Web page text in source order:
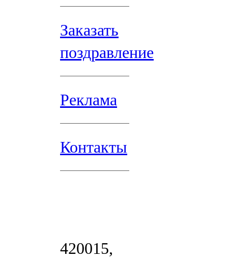
Заказать
поздравление
Реклама
Контакты
420015,